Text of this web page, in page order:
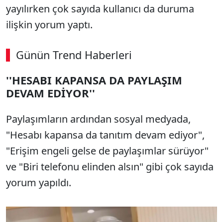
yayılırken çok sayıda kullanıcı da duruma
ilişkin yorum yaptı.
Günün Trend Haberleri
00:02 / 02:14
''HESABI KAPANSA DA PAYLAŞIM
DEVAM EDİYOR''
Paylaşımların ardından sosyal medyada,
"Hesabı kapansa da tanıtım devam ediyor",
"Erişim engeli gelse de paylaşımlar sürüyor"
ve "Biri telefonu elinden alsın" gibi çok sayıda
yorum yapıldı.